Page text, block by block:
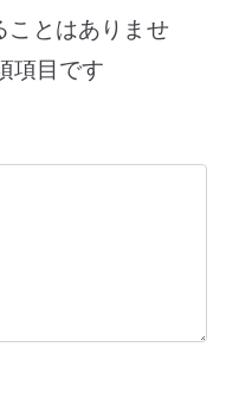
ことはありませ
項目です